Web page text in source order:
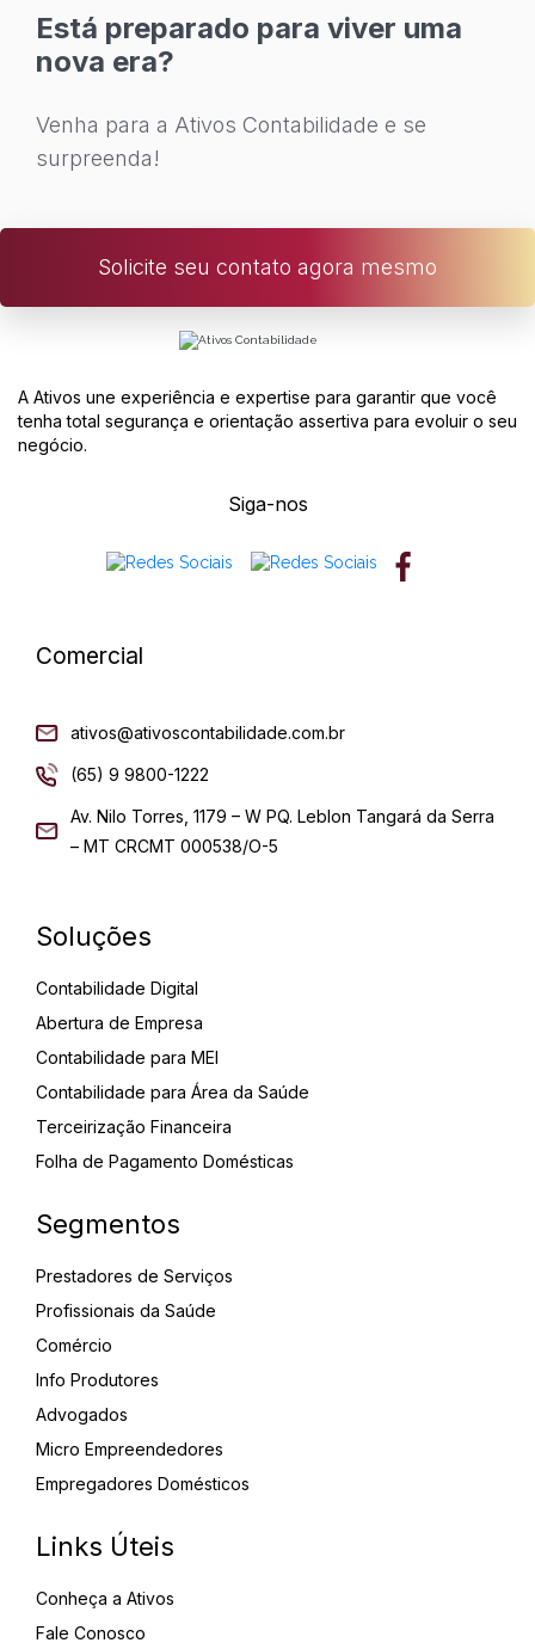
Está preparado para viver uma
nova era?
Venha para a Ativos Contabilidade e se
surpreenda!
Solicite seu contato agora mesmo
A Ativos une experiência e expertise para garantir que você
tenha total segurança e orientação assertiva para evoluir o seu
negócio.
Siga-nos
Comercial
ativos@ativoscontabilidade.com.br
(65) 9 9800-1222
Av. Nilo Torres, 1179 – W PQ. Leblon Tangará da Serra
– MT CRCMT 000538/O-5
Soluções
Contabilidade Digital
Abertura de Empresa
Contabilidade para MEI
Contabilidade para Área da Saúde
Terceirização Financeira
Folha de Pagamento Domésticas
Segmentos
Prestadores de Serviços
Profissionais da Saúde
Comércio
Info Produtores
Advogados
Micro Empreendedores
Empregadores Domésticos
Links Úteis
Conheça a Ativos
Fale Conosco